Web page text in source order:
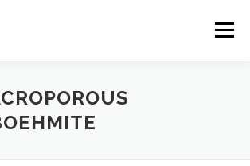
Menu
CATALYST-CARRIER